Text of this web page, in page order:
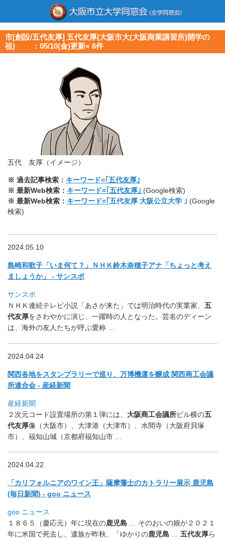
市[創設/五代友厚] 五代友厚(大阪市大(大阪商業講習所)開学の
祖) ：05/10(金)更新× 6件
五代 友厚（イメージ）
※ 過去記事検索： キーワード=｢五代友厚｣
※ 最新Web検索： キーワード=｢五代友厚｣ (Google検索)
※ 最新Web検索： キーワード=｢ 五代友厚 大阪公立大学 ｣ (Google
検索)
2024.05.10
島崎和歌子「いま何て？」ＮＨＫ鈴木奈穂子アナ「ちょっと考え
ましょうか」 - サンスポ
サンスポ
ＮＨＫ連続テレビ小説「あさが来た」では明治時代の実業家、 五
代友厚をさわやかに演じ、一躍時の人となった。芸名のディーン
は、 海外の友人たちが呼ぶ愛称 …
2024.04.24
関西各地をスタンプラリーで巡り、万博機運を醸成 関西商工会議
所連合会 - 産経新聞
産経新聞
２次元コード設置場所の第１弾には、 大阪商工会議所ビル横の五
代友厚像（大阪市）、大津港（大津市）、水間寺（大阪府貝塚
市）、 福知山城（京都府福知山市 …
2024.04.22
「カリフォルニアのワイン王」薩摩藩士のカトラリー展示 鹿児島
(毎日新聞) - goo ニュース
goo ニュース
１８６５（慶応元）年に現在の鹿児島 … そのおいの娘が２０２１
年に米国で死去し、遺族が昨秋、「ゆかりの鹿児島 … 五代友厚ら